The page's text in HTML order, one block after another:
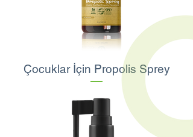
Çocuklar İçin Propolis Sprey